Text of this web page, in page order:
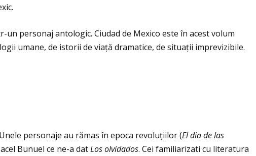
personaj antologic. Ciudad de Mexico este în acest volum
umane, de istorii de viaţă dramatice, de situaţii imprevizibile.
personaje au rămas în epoca revoluţiilor (El dia de las
Bunuel ce ne-a datLos olvidados. Cei familiarizati cu literatura